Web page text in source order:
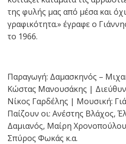
της φυλής μας από μέσα και
γραφικότητα.» έγραφε ο
το 1966.
Παραγωγή: Δαμασκηνός –
Κώστας Μανουσάκης |
Νίκος Γαρδέλης | Μουσική:
Παίζουν οι: Ανέστης Βλάχος,
Δαμιανός, Μαίρη
Σπύρος Φωκάς κ.α.